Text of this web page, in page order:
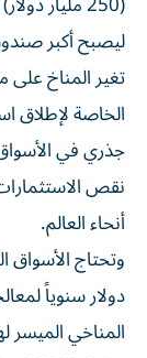
ليصبح أكبر
تغير المناخ
الخاصة لإطلاق
جذري في الأسواق
نقص
أنحاء العالم.
دولار سنوياً
المناخي